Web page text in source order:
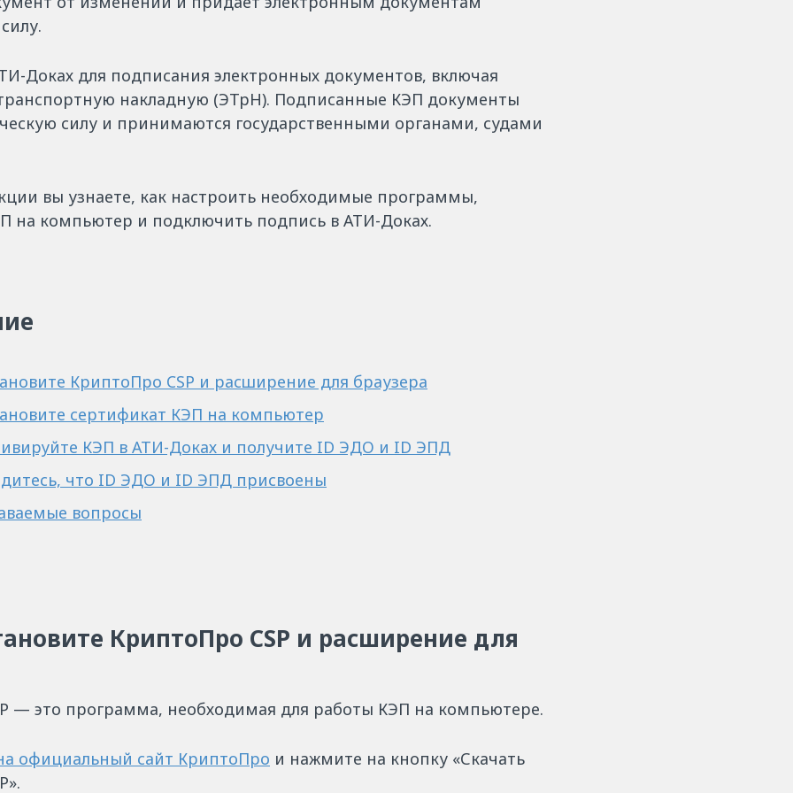
Доках для подписания электронных документов, включая
накладную (ЭТрН). Подписанные КЭП документы
силу и принимаются государственными органами, судами
вы узнаете, как настроить необходимые программы,
на компьютер и подключить подпись в АТИ-Доках.
КриптоПро CSP и расширение для браузера
сертификат КЭП на компьютер
КЭП в АТИ-Доках и получите ID ЭДО и ID ЭПД
что ID ЭДО и ID ЭПД присвоены
вопросы
КриптоПро CSP и расширение для
— это программа, необходимая для работы КЭП на компьютере.
официальный сайт КриптоПро и нажмите на кнопку «Скачать